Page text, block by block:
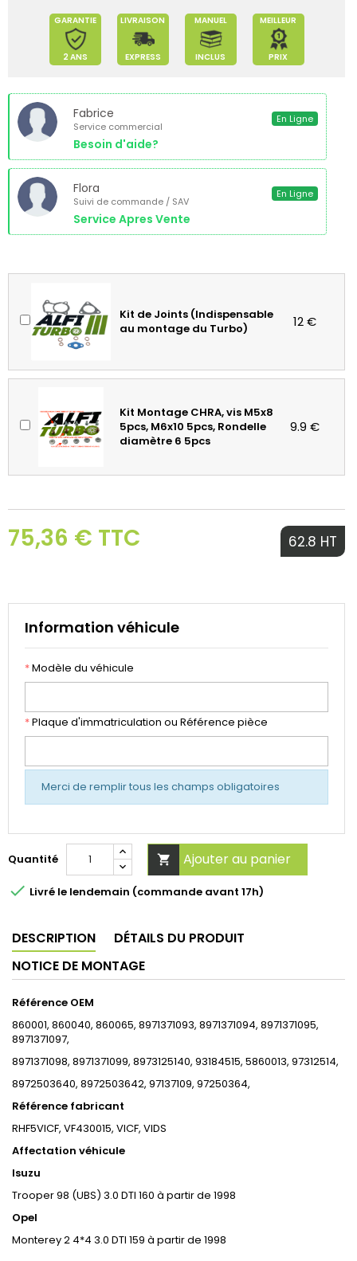
GARANTIE
2 ANS
LIVRAISON
EXPRESS
MANUEL
INCLUS
MEILLEUR
PRIX
Fabrice
Service commercial
Besoin d'aide?
En Ligne
Flora
Suivi de commande / SAV
Service Apres Vente
En Ligne
Kit de Joints (Indispensable
au montage du Turbo)
12 €
Kit Montage CHRA, vis M5x8
5pcs, M6x10 5pcs, Rondelle
diamètre 6 5pcs
9.9 €
75,36 € TTC 62.8 HT
Information véhicule
*Modèle du véhicule
*Plaque d'immatriculation ou Référence pièce
Merci de remplir tous les champs obligatoires
Quantité  Ajouter au panier
 Livré le lendemain (commande avant 17h)
DESCRIPTION
DÉTAILS DU PRODUIT
NOTICE DE MONTAGE
Référence OEM
860001, 860040, 860065, 8971371093, 8971371094, 8971371095,
8971371097,
8971371098, 8971371099, 8973125140, 93184515, 5860013, 97312514,
8972503640, 8972503642, 97137109, 97250364,
Référence fabricant
RHF5VICF, VF430015, VICF, VIDS
Affectation véhicule
Isuzu
Trooper 98 (UBS) 3.0 DTI 160 à partir de 1998
Opel
Monterey 2 4*4 3.0 DTI 159 à partir de 1998